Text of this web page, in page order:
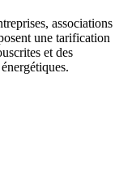
associations
une tarification
et des